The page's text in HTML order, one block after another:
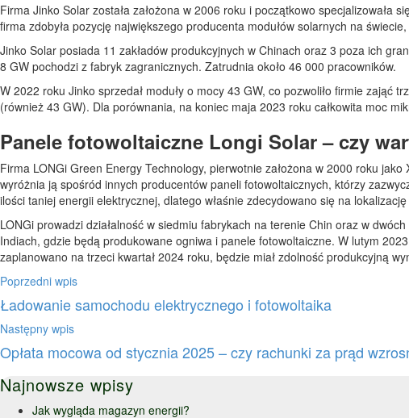
Firma Jinko Solar została założona w 2006 roku i początkowo specjalizowała
firma zdobyła pozycję największego producenta modułów solarnych na
Jinko Solar posiada 11 zakładów produkcyjnych w Chinach oraz 3 poza ich
8 GW pochodzi z fabryk zagranicznych. Zatrudnia około 46 000 pracowników.
W 2022 roku Jinko sprzedał moduły o mocy 43 GW, co pozwoliło firmie
(również 43 GW). Dla porównania, na koniec maja 2023 roku całkowita moc
Panele fotowoltaiczne Longi Solar – czy
Firma LONGi Green Energy Technology, pierwotnie założona w 2000 roku
wyróżnia ją spośród innych producentów paneli fotowoltaicznych, którzy
ilości taniej energii elektrycznej, dlatego właśnie zdecydowano się na
LONGi prowadzi działalność w siedmiu fabrykach na terenie Chin oraz w
Indiach, gdzie będą produkowane ogniwa i panele fotowoltaiczne. W lutym
zaplanowano na trzeci kwartał 2024 roku, będzie miał zdolność produkcyjną
Poprzedni wpis
Ładowanie samochodu elektrycznego i fotowoltaika
Następny wpis
Opłata mocowa od stycznia 2025 – czy rachunki za prąd
Najnowsze wpisy
Jak wygląda magazyn energii?